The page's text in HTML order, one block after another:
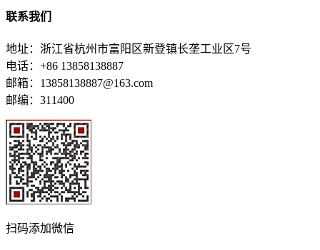
联系我们
地址：浙江省杭州市富阳区新登镇长垄工业区7号
电话：+86 13858138887
邮箱：13858138887@163.com
邮编：311400
扫码添加微信